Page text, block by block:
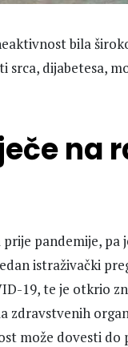
bila
dijabetesa,
na
pandemije, pa
istraživački
19, te je otkrio
zdravstvenih
može dovesti do